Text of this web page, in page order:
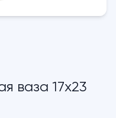
ваза 17х23